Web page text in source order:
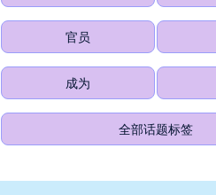
官员
成为
全部话题标签